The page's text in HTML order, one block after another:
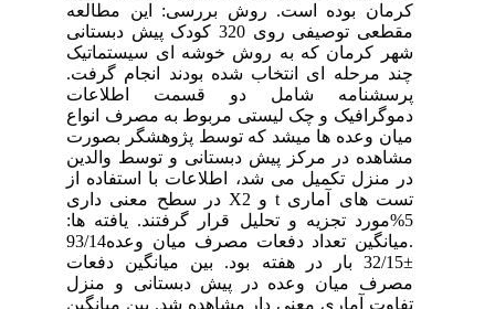
کرمان بوده است. روش بررسی: این مطالعه
مقطعی توصیفی روی 320 کودک پیش دبستانی
شهر کرمان که به روش خوشه ای سیستماتیک
چند مرحله ای انتخاب شده بودند انجام گرفت.
پرسشنامه شامل دو قسمت اطلاعات
دموگرافیک و چک لیستی مربوط به مصرف انواع
میان وعده ها میشد که توسط پژوهشگر بصورت
مشاهده در مرکز پیش دبستانی و توسط والدین
در منزل تکمیل می شد، اطلاعات با استفاده از
تست های آماری t و X2 در سطح معنی داری
5%مورد تجزیه و تحلیل قرار گرفتند. یافته ها:
.میانگین تعداد دفعات مصرف میان وعده93/14
±32/15 بار در هفته بود. بین میانگین دفعات
مصرف میان وعده در پیش دبستانی و منزل
تفاوت آماری معنی دار مشاهده شد. بین میانگین